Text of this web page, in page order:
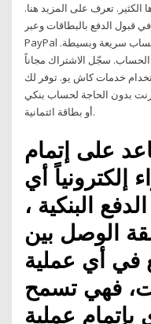
الكثير. تعرف على المزيد هنا.
قبول الدفع بالبطاقات وعبر
PayPal على موقعك الإلكتروني. عملية إعداد الحساب سريعة وبسيطة.
سجّل الاشتراك مجاناً
خدمات كاش يو. توفر لك
بدون الحاجة لحساب بنكي
أو بطاقة ائتمانية.
على إتمام
إلكترونياً أي
البنكية ،
الوصل بين
في أي عملية
فهي تسمح
بإتمام عملية